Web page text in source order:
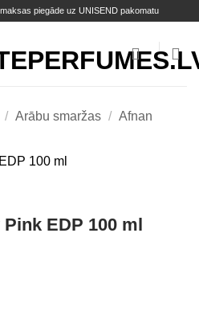
piegāde uz UNISEND pakomatu
/ Arābu smaržas / Afnan
EDP 100 ml